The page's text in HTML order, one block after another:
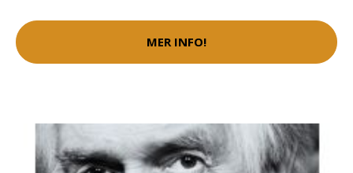
MER INFO!